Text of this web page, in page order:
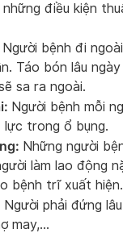
điều kiện
Người bệnh đi
Táo bón lâu
sa ra ngoài.
Người bệnh mỗi
lực trong ổ bụng.
Những người
làm lao động
bệnh trĩ xuất hiện.
Người phải đứng
may,…